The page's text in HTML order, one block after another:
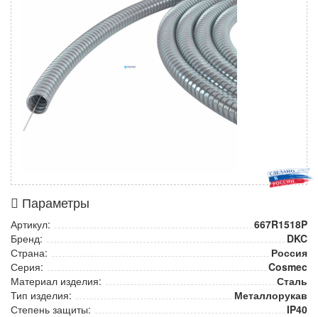
Параметры
Артикул:
667R1518P
Бренд:
DKC
Страна:
Россия
Серия:
Cosmec
Материал изделия:
Сталь
Тип изделия:
Металлорукав
Степень защиты:
IP40